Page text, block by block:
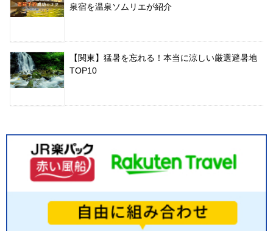
泉宿を温泉ソムリエが紹介
【関東】猛暑を忘れる！本当に涼しい厳選避暑地
TOP10